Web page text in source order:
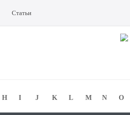
Статьи
H I J K L M N O